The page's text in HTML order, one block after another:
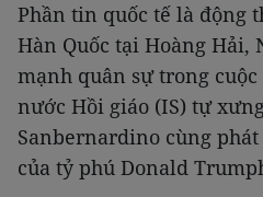
Phần tin quốc tế là động
Hàn Quốc tại Hoàng Hải,
mạnh quân sự trong
nước Hồi giáo (IS) tự
Sanbernardino cùng
của tỷ phú Donald